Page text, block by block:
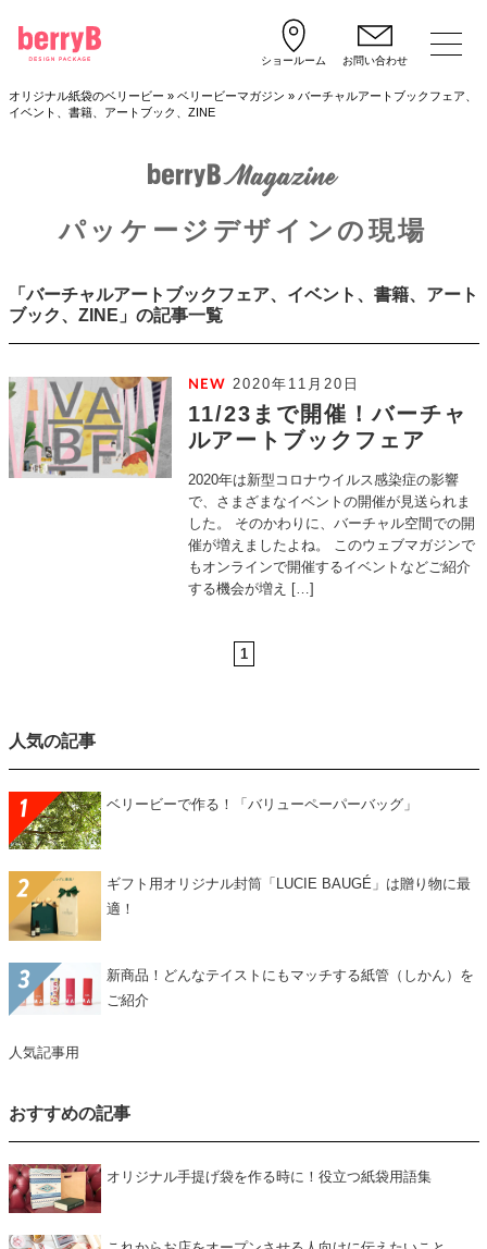
ショールーム お問い合わせ
オリジナル紙袋のベリービー » ベリービーマガジン » バーチャルアートブックフェア、
イベント、書籍、アートブック、ZINE
パッケージデザインの現場
「バーチャルアートブックフェア、イベント、書籍、アート
ブック、ZINE」の記事一覧
11/23まで開催！バーチャ
ルアートブックフェア
2020年11月20日
2020年は新型コロナウイルス感染症の影響
で、さまざまなイベントの開催が見送られま
した。 そのかわりに、バーチャル空間での開
催が増えましたよね。 このウェブマガジンで
もオンラインで開催するイベントなどご紹介
する機会が増え […]
1
人気の記事
ベリービーで作る！「バリューペーパーバッグ」
ギフト用オリジナル封筒「LUCIE BAUGÉ」は贈り物に最
適！
新商品！どんなテイストにもマッチする紙管（しかん）を
ご紹介
人気記事用
おすすめの記事
オリジナル手提げ袋を作る時に！役立つ紙袋用語集